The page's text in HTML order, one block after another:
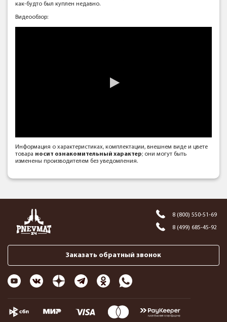
как-будто был куплен недавно.
Видеообзор:
Информация о характеристиках, комплектации, внешнем виде и цвете
товара носит ознакомительный характер; они могут быть
изменены производителем без уведомления.
8 (800) 550-51-69
8 (499) 685-45-92
Заказать обратный звонок